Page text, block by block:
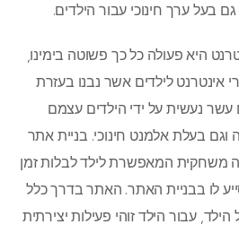
גם בעל ערך חינוכי עבור הילדים.
היא פעולה כל כך פשוטה בימינו,
אינטרנט לילדים אשר נבנו בעזרת
עשר נעשית על ידי הילדים עצמם
וגם בעלת אלמנט חינוכי. בניית אתר
משחקית המאפשרת לילד לבלות זמן
לו בבניית האתר. האתר בדרך כלל
עבור הילד זוהי פעילות יצירתית